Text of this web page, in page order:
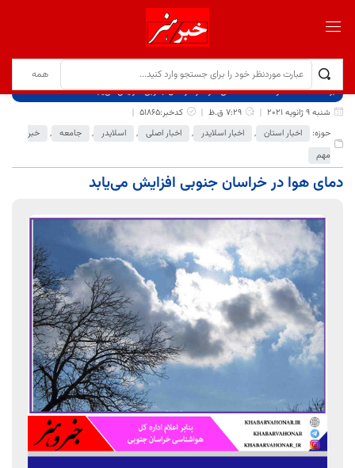
برگ نخست نوشته‌ها
دمای هوا در خراسان جنوبی افزایش می‌یابد
شنبه 9 ژانویه 2021
7:29 ق.ظ
کدخبر:51865
حوزه:
اخبار استان , اخبار اسلایدر , اخبار اصلی , اسلایدر , جامعه ,
خبر
مهم
دمای هوا در خراسان جنوبی افزایش می‌یابد